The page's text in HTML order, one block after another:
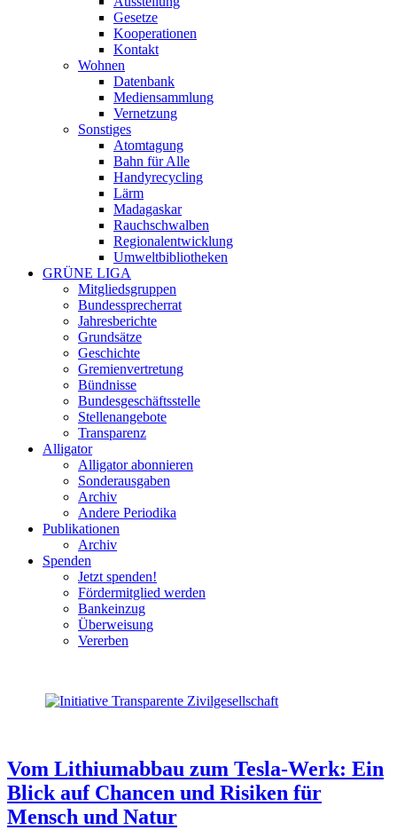
Gesetze
Kooperationen
Kontakt
Wohnen
Datenbank
Mediensammlung
Vernetzung
Sonstiges
Atomtagung
Bahn für Alle
Handyrecycling
Lärm
Madagaskar
Rauchschwalben
Regionalentwicklung
Umweltbibliotheken
GRÜNE LIGA
Mitgliedsgruppen
Bundessprecherrat
Jahresberichte
Grundsätze
Geschichte
Gremienvertretung
Bündnisse
Bundesgeschäftsstelle
Stellenangebote
Transparenz
Alligator
Alligator abonnieren
Sonderausgaben
Archiv
Andere Periodika
Publikationen
Archiv
Spenden
Jetzt spenden!
Fördermitglied werden
Bankeinzug
Überweisung
Vererben
Vom Lithiumabbau zum Tesla-Werk: Ein
Blick auf Chancen und Risiken für
Mensch und Natur